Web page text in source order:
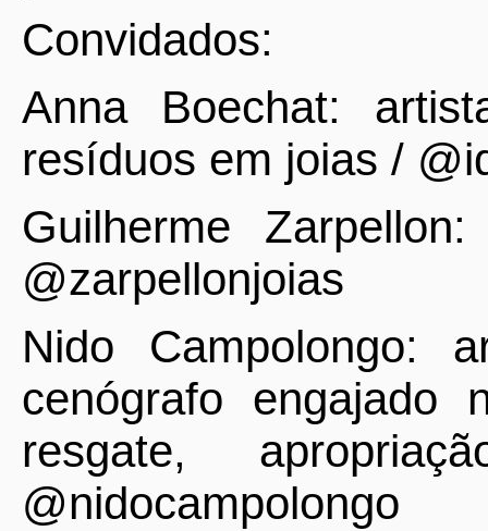
Convidados:
Anna Boechat:
resíduos em joias /
Guilherme
@zarpellonjoias
Nido Campolongo:
cenógrafo engajado
resgate,
@nidocampolongo